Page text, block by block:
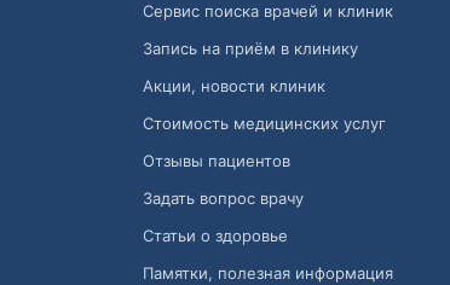
Сервис поиска врачей и клиник
Запись на приём в клинику
Акции, новости клиник
Стоимость медицинских услуг
Отзывы пациентов
Задать вопрос врачу
Статьи о здоровье
Памятки, полезная информация